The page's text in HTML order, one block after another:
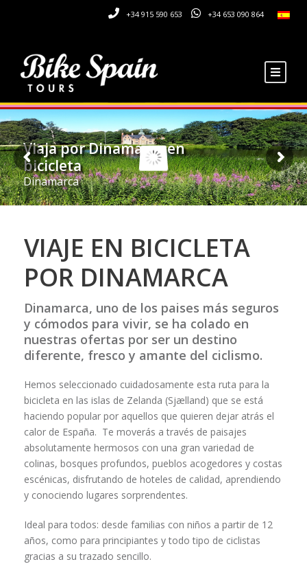
+34 915 590 653 +34 653 090 864
Viaja por Dinamarca en
bicicleta
Dinamarca
VIAJE EN BICICLETA
POR DINAMARCA
Dinamarca, uno de los paises más seguros
y cómodos para vivir, se ha colado en
nuestras ofertas por ser un destino
diferente, fresco y amante del ciclismo.
Hemos seleccionado cuidadosamente esta ruta para la
bicicleta en las islas de Zelanda (Sjælland) que se está
haciendo popular por aquellos que quieren dejar atrás el
calor de España. Te moverás a través de paisajes
absolutamente hermosos con una gran variedad de
colinas, bosques profundos, pueblos acogedores y costas
escénicas, disfrutando de hoteles de calidad, aprendiendo
y conociendo lugares sorprendentes.
Ideal para todos: desde familias con niños a partir de 12
años, como para principiantes y todo tipo de ciclistas
gracias a su trazado sencillo.